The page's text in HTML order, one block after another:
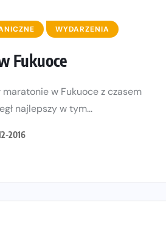
WYDARZENIA
Fukuoce
maratonie w Fukuoce z czasem
najlepszy w tym...
2016